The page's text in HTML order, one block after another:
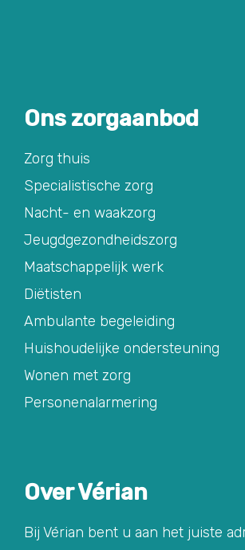
Ons zorgaanbod
Zorg thuis
Specialistische zorg
Nacht- en waakzorg
Jeugdgezondheidszorg
Maatschappelijk werk
Diëtisten
Ambulante begeleiding
Huishoudelijke ondersteuning
Wonen met zorg
Personenalarmering
Over Vérian
Bij Vérian bent u aan het juiste